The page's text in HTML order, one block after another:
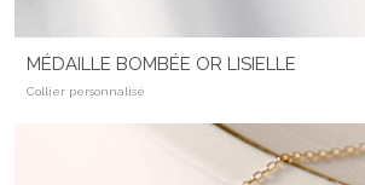
MÉDAILLE BOMBÉE OR LISIELLE
Collier personnalisé